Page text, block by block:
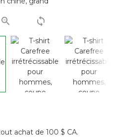
achat de 100 $ CA.